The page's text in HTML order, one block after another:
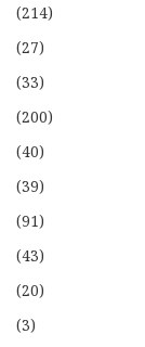
(214)
(27)
(33)
(200)
(40)
(39)
(91)
(43)
(20)
(3)